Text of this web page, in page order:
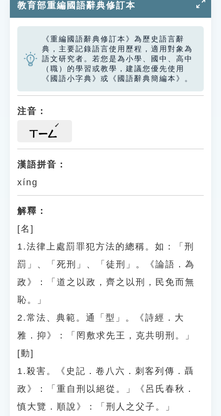
教育部重編國語辭典修訂本
《重編國語辭典修訂本》為歷史語言辭
典，主要記錄語言使用歷程，適用對象為
語文研究者。若您是為小學、國中、高中
（職）的學習或教學，建議您優先使用
《國語小字典》或《國語辭典簡編本》。
注音：
ㄒㄧㄥ
漢語拼音：
xíng
解釋：
[名]
1.法律上處罰罪犯方法的總稱。如：「刑
罰」、「死刑」、「徒刑」。《論語．為
政》：「道之以政，齊之以刑，民免而無
恥。」
2.常法、典範。通「型」。《詩經．大
雅．抑》：「罔敷求先王，克共明刑。」
[動]
1.殺害。《史記．卷八六．刺客列傳．聶
政》：「重自刑以絕從。」《呂氏春秋．
慎大覽．順說》：「刑人之父子。」